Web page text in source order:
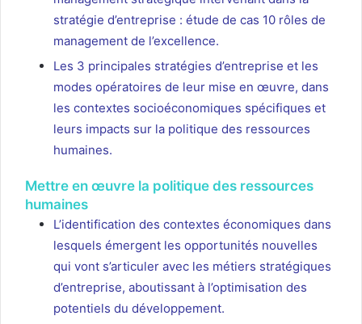
stratégie d’entreprise : étude de cas 10 rôles de
management de l’excellence.
Les 3 principales stratégies d’entreprise et les
modes opératoires de leur mise en œuvre, dans
les contextes socioéconomiques spécifiques et
leurs impacts sur la politique des ressources
humaines.
Mettre en œuvre la politique des ressources
humaines
L’identification des contextes économiques dans
lesquels émergent les opportunités nouvelles
qui vont s’articuler avec les métiers stratégiques
d’entreprise, aboutissant à l’optimisation des
potentiels du développement.